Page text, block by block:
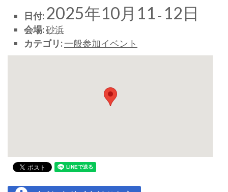
日付: 2025年10月11 – 12日
会場:砂浜
カテゴリ:一般参加イベント